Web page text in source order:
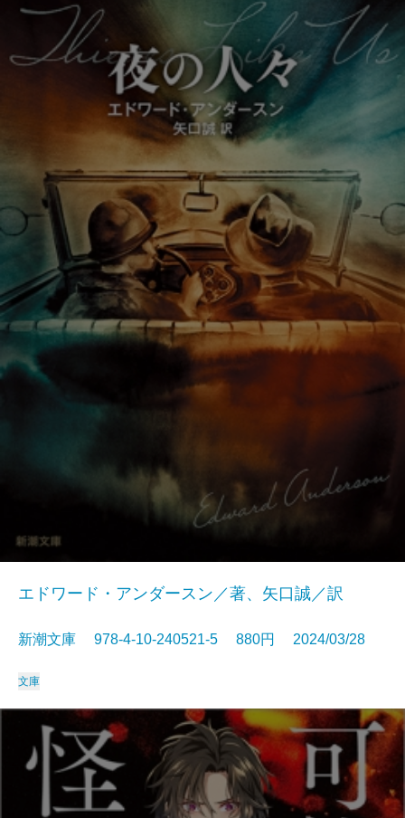
エドワード・アンダースン／著、矢口誠／訳
新潮文庫 978-4-10-240521-5 880円 2024/03/28
文庫